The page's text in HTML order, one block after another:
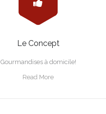
Le Concept
Gourmandises à domicile!
Read More